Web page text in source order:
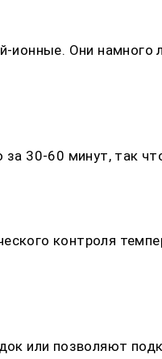
Они
30-60 минут, так
контроля
или позволяют